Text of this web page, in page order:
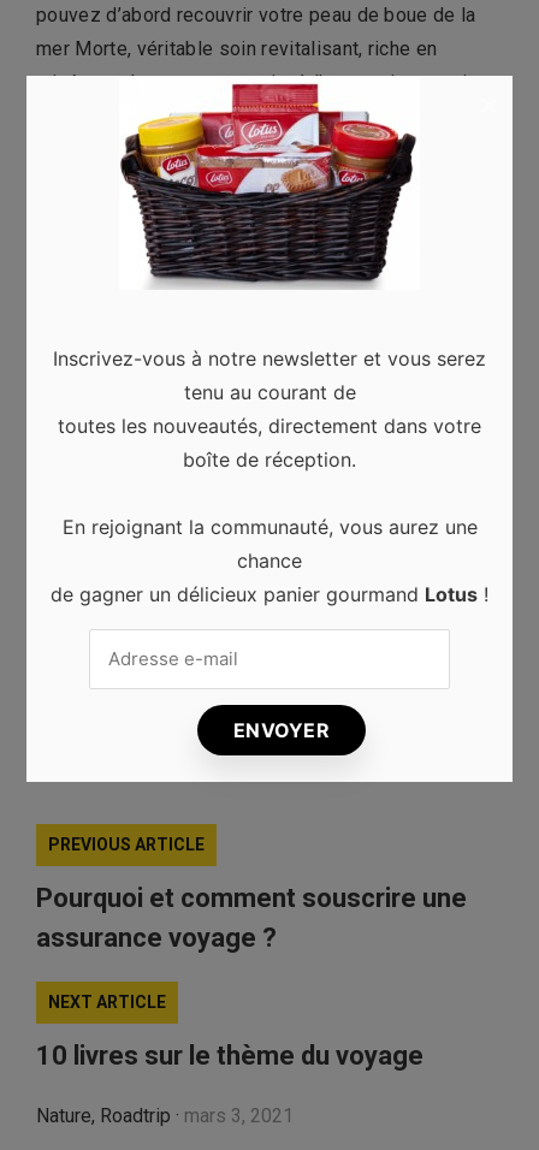
pouvez d’abord recouvrir votre peau de boue de la
mer Morte, véritable soin revitalisant, riche en
minéraux. Jetez vous ensuite à l’eau, mais attention :
il n’est pas vraiment possible d’y nager. L’eau étant
extrêmement salée, votre corps ne fera que flotter à
la surface. Relaxez-vous et laissez-vous transporter
#8 Mont Nébo
En remontant vers Amman, vous pouvez vous arrêter
au mont Nébo. Ce lieu est chargé d’histoire et de
vestiges religieux, comme le tombeau et la croix de
Moïse. Le mont Nébo offre surtout un point de vue
INSPIRATION
JORDANIE LIEUX MERVEILLE DU MONDE
VISITER LA JORDANIE VOYAGE
PREVIOUS ARTICLE
Pourquoi et comment souscrire une
assurance voyage ?
NEXT ARTICLE
10 livres sur le thème du voyage
Nature, Roadtrip · mars 3, 2021
Inscrivez-vous à notre newsletter et vous serez
tenu au courant de
toutes les nouveautés, directement dans votre
boîte de réception.
En rejoignant la communauté, vous aurez une
chance
de gagner un délicieux panier gourmand Lotus !